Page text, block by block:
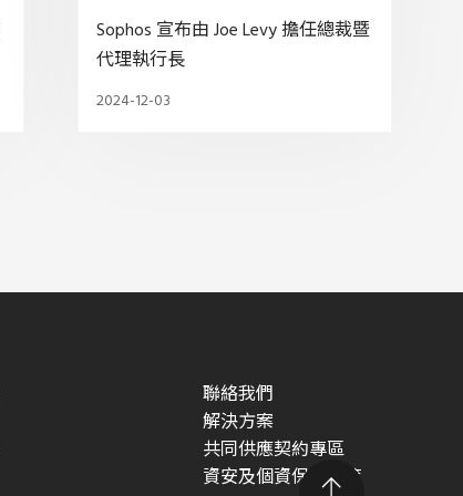
Sophos 宣布由 Joe Levy 擔任總裁暨
代理執行長
2024-12-03
聯絡我們
解決方案
共同供應契約專區
資安及個資保護政策